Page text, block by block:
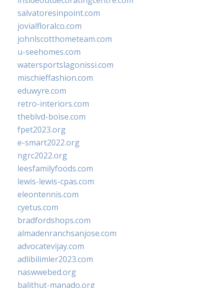
salvatoresinpoint.com
jovialfloralco.com
johnlscotthometeam.com
u-seehomes.com
watersportslagonissi.com
mischieffashion.com
eduwyre.com
retro-interiors.com
theblvd-boise.com
fpet2023.org
e-smart2022.org
ngrc2022.org
leesfamilyfoods.com
lewis-lewis-cpas.com
eleontennis.com
cyetus.com
bradfordshops.com
almadenranchsanjose.com
advocatevijay.com
adlibilimler2023.com
naswwebed.org
balithut-manado.org